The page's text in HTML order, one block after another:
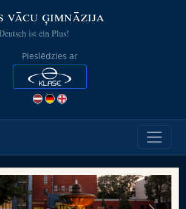
vācu ģimnāzija
ist ein Plus!
Pieslēdzies ar